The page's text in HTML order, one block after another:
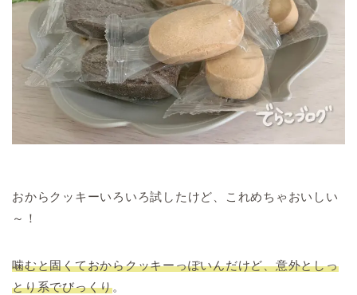
おからクッキーいろいろ試したけど、これめちゃおいしい
～！
噛むと固くておからクッキーっぽいんだけど、意外としっ
とり系でびっくり。